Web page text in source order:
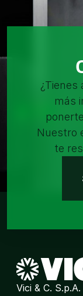
¿Tienes
más
Nuestro
te
Vici & C. S.p.A.